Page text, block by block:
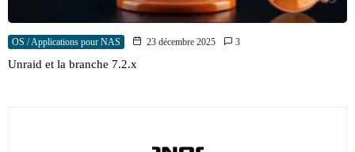
OS / Applications pour NAS 23 décembre 2025 3
Unraid et la branche 7.2.x